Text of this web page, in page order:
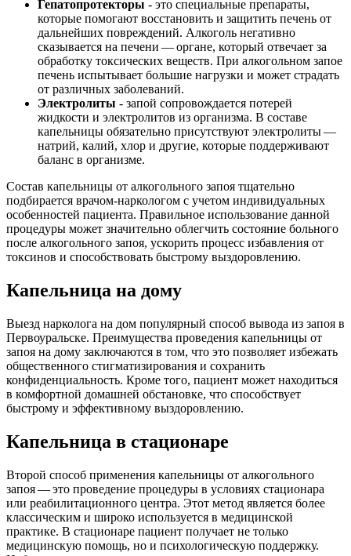
Гепатопротекторы - это специальные препараты,
которые помогают восстановить и защитить печень от
дальнейших повреждений. Алкоголь негативно
сказывается на печени — органе, который отвечает за
обработку токсических веществ. При алкогольном запое
печень испытывает большие нагрузки и может страдать
от различных заболеваний.
Электролиты - запой сопровождается потерей
жидкости и электролитов из организма. В составе
капельницы обязательно присутствуют электролиты —
натрий, калий, хлор и другие, которые поддерживают
баланс в организме.
Состав капельницы от алкогольного запоя тщательно
подбирается врачом-наркологом с учетом индивидуальных
особенностей пациента. Правильное использование данной
процедуры может значительно облегчить состояние больного
после алкогольного запоя, ускорить процесс избавления от
токсинов и способствовать быстрому выздоровлению.
Капельница на дому
Выезд нарколога на дом популярный способ вывода из запоя в
Первоуральске. Преимущества проведения капельницы от
запоя на дому заключаются в том, что это позволяет избежать
общественного стигматизирования и сохранить
конфиденциальность. Кроме того, пациент может находиться
в комфортной домашней обстановке, что способствует
быстрому и эффективному выздоровлению.
Капельница в стационаре
Второй способ применения капельницы от алкогольного
запоя — это проведение процедуры в условиях стационара
или реабилитационного центра. Этот метод является более
классическим и широко используется в медицинской
практике. В стационаре пациент получает не только
медицинскую помощь, но и психологическую поддержку.